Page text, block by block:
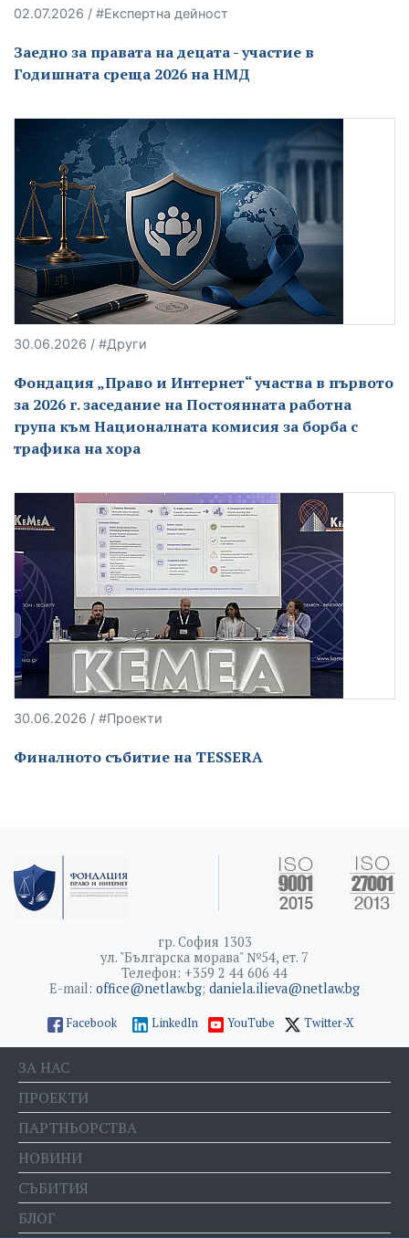
02.07.2026 / #Експертна дейност
Заедно за правата на децата - участие в
Годишната среща 2026 на НМД
30.06.2026 / #Други
Фондация „Право и Интернет“ участва в първото
за 2026 г. заседание на Постоянната работна
група към Националната комисия за борба с
трафика на хора
30.06.2026 / #Проекти
Финалното събитие на TESSERA
гр. София 1303
ул. "Българска морава" №54, ет. 7
Телефон: +359 2 44 606 44
E-mail: office@netlaw.bg; daniela.ilieva@netlaw.bg
Facebook LinkedIn YouTube Twitter-X
ЗА НАС
ПРОЕКТИ
ПАРТНЬОРСТВА
НОВИНИ
СЪБИТИЯ
БЛОГ